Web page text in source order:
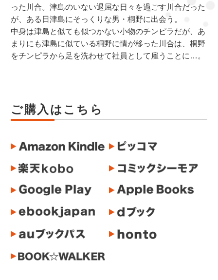
った川合。津島のいない退屈な日々を過ごす川合だった
が、ある日津島にそっくりな男・桐野に出会う。
中身は津島と似ても似つかない小物のチンピラだが、あ
まりにも津島に似ている桐野に情が移った川合は、桐野
をチンピラから足を洗わせて社員として雇うことに…。
ご購入はこちら